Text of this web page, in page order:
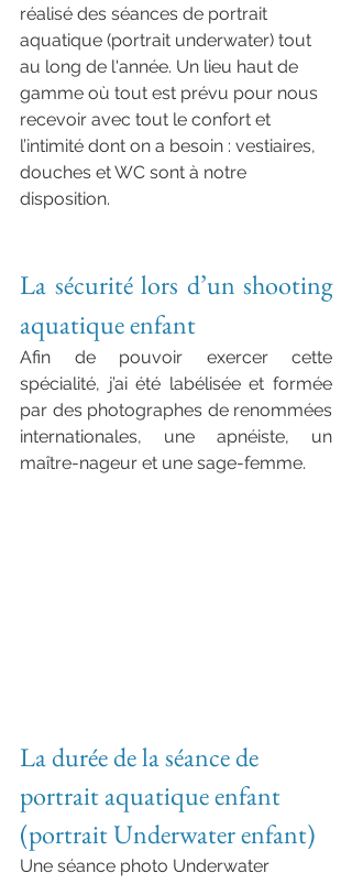
réalisé des séances de portrait
aquatique (portrait underwater) tout
au long de l'année. Un lieu haut de
gamme où tout est prévu pour nous
recevoir avec tout le confort et
l’intimité dont on a besoin : vestiaires,
douches et WC sont à notre
disposition.
La sécurité lors d’un shooting
aquatique enfant
Afin de pouvoir exercer cette
spécialité, j’ai été labélisée et formée
par des photographes de renommées
internationales, une apnéiste, un
maître-nageur et une sage-femme.
La durée de la séance de
portrait aquatique enfant
(portrait Underwater enfant)
Une séance photo Underwater